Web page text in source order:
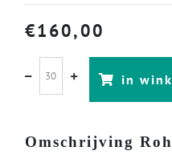
€160,00
in
Omschrijving